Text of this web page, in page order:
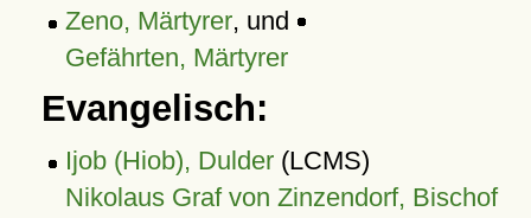
Zeno, Märtyrer, und
Gefährten, Märtyrer
Evangelisch:
Ijob (Hiob), Dulder(LCMS)
Nikolaus Graf von Zinzendorf, Bischof